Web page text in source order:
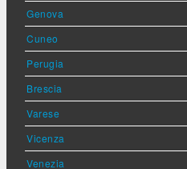
Genova
Cuneo
Perugia
Brescia
Varese
Vicenza
Venezia